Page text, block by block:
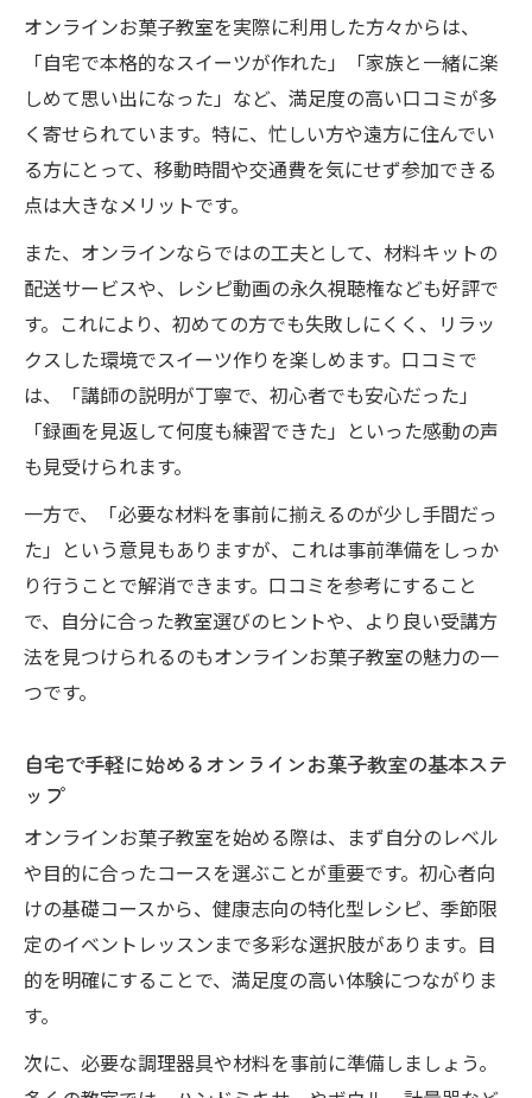
ブスイーツの世界
口コミを活用したイノベティブスイーツ作
りのコツ
自宅で挑戦できる最先端イノベティブスイ
ーツレシピ
オンラインお菓子教室が提案する手作りの
新しい形
最新スイーツトレンドを取り入れるオンラ
インお菓子教室
体に優しいスイーツ作りへ一歩踏み出す方法
オンラインお菓子教室で始める体に優しい
スイーツ作り
初心者向けオンラインお菓子教室のおすす
めポイント
口コミで広がる健康スイーツチャレンジの
コツ
低糖質スイーツも学べるオンラインお菓子
教室の魅力
最先端の健康スイーツを自宅で学ぶ秘訣
オンラインお菓子教室で学ぶ最先端健康ス
イーツの極意
口コミを参考に選ぶオンラインお菓子教室
の活用術
流行スイーツも体験できるオンラインお菓
オンラインお菓子教室が提案する健康志向
レシピ法
オンラインお菓子教室を実際に利用した方々からは、
「自宅で本格的なスイーツが作れた」「家族と一緒に楽
しめて思い出になった」など、満足度の高い口コミが多
く寄せられています。特に、忙しい方や遠方に住んでい
る方にとって、移動時間や交通費を気にせず参加できる
点は大きなメリットです。
また、オンラインならではの工夫として、材料キットの
配送サービスや、レシピ動画の永久視聴権なども好評で
す。これにより、初めての方でも失敗しにくく、リラッ
クスした環境でスイーツ作りを楽しめます。口コミで
は、「講師の説明が丁寧で、初心者でも安心だった」
「録画を見返して何度も練習できた」といった感動の声
も見受けられます。
一方で、「必要な材料を事前に揃えるのが少し手間だっ
た」という意見もありますが、これは事前準備をしっか
り行うことで解消できます。口コミを参考にすること
で、自分に合った教室選びのヒントや、より良い受講方
法を見つけられるのもオンラインお菓子教室の魅力の一
つです。
自宅で手軽に始めるオンラインお菓子教室の基本ステ
ップ
オンラインお菓子教室を始める際は、まず自分のレベル
や目的に合ったコースを選ぶことが重要です。初心者向
けの基礎コースから、健康志向の特化型レシピ、季節限
定のイベントレッスンまで多彩な選択肢があります。目
的を明確にすることで、満足度の高い体験につながりま
す。
次に、必要な調理器具や材料を事前に準備しましょう。